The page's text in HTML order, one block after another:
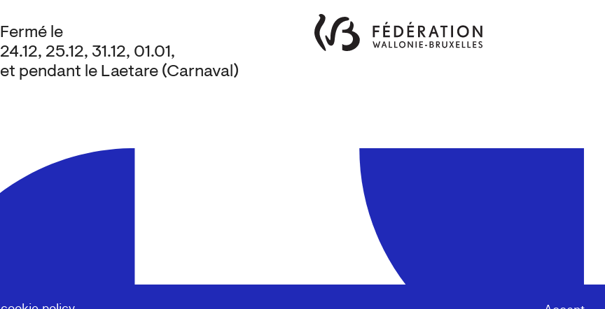
Fermé le
24.12, 25.12, 31.12, 01.01,
et pendant le Laetare (Carnaval)